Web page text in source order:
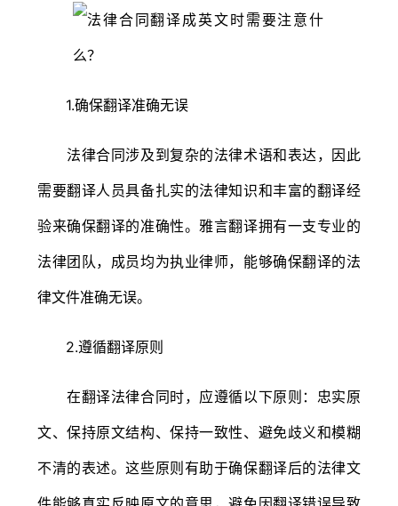
1.确保翻译准确无误
法律合同涉及到复杂的法律术语和表达，因此
需要翻译人员具备扎实的法律知识和丰富的翻译经
验来确保翻译的准确性。雅言翻译拥有一支专业的
法律团队，成员均为执业律师，能够确保翻译的法
律文件准确无误。
2.遵循翻译原则
在翻译法律合同时，应遵循以下原则：忠实原
文、保持原文结构、保持一致性、避免歧义和模糊
不清的表述。这些原则有助于确保翻译后的法律文